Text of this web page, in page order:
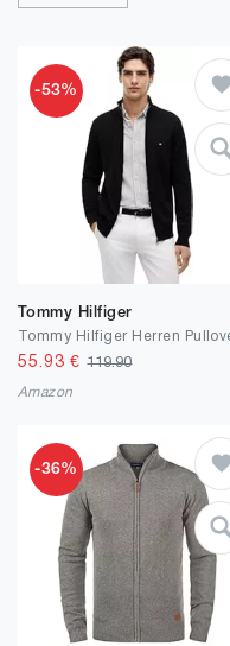
-53%
Tommy Hilfiger
55.93 €119.90
Amazon
-36%